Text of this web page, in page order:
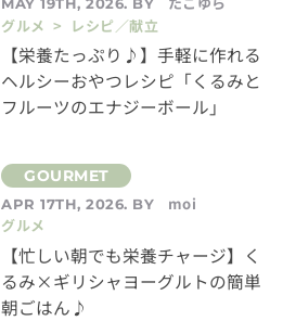
グルメ > レシピ／献立
【栄養たっぷり♪】手軽に作れる
ヘルシーおやつレシピ「くるみと
フルーツのエナジーボール」
APR 17TH, 2026. BY
moi
グルメ
【忙しい朝でも栄養チャージ】く
るみ×ギリシャヨーグルトの簡単
朝ごはん♪